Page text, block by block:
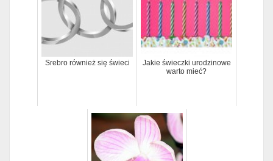
Srebro również się świeci
Jakie świeczki urodzinowe
warto mieć?